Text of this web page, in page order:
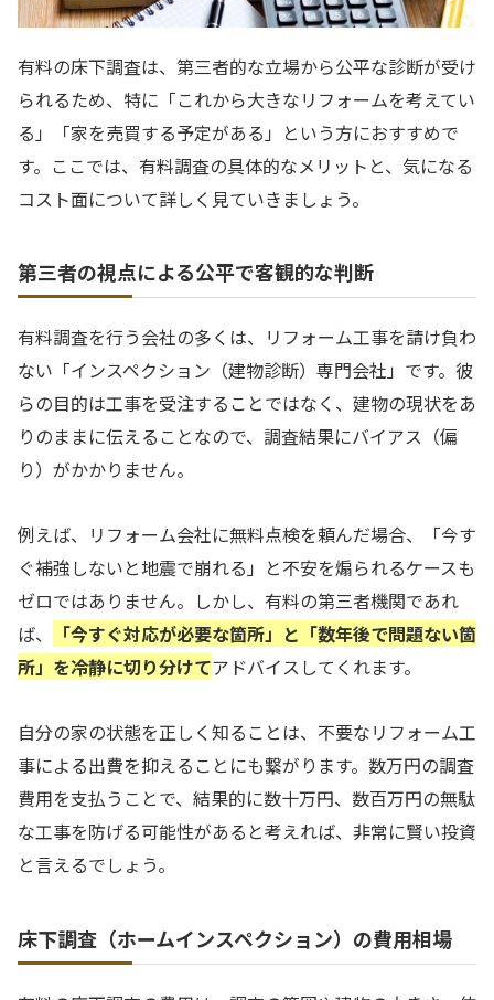
有料の床下調査は、第三者的な立場から公平な診断が受け
られるため、特に「これから大きなリフォームを考えてい
る」「家を売買する予定がある」という方におすすめで
す。ここでは、有料調査の具体的なメリットと、気になる
コスト面について詳しく見ていきましょう。
第三者の視点による公平で客観的な判断
有料調査を行う会社の多くは、リフォーム工事を請け負わ
ない「インスペクション（建物診断）専門会社」です。彼
らの目的は工事を受注することではなく、建物の現状をあ
りのままに伝えることなので、調査結果にバイアス（偏
り）がかかりません。
例えば、リフォーム会社に無料点検を頼んだ場合、「今す
ぐ補強しないと地震で崩れる」と不安を煽られるケースも
ゼロではありません。しかし、有料の第三者機関であれ
ば、
「今すぐ対応が必要な箇所」と「数年後で問題ない箇
所」を冷静に切り分けてアドバイスしてくれます。
自分の家の状態を正しく知ることは、不要なリフォーム工
事による出費を抑えることにも繋がります。数万円の調査
費用を支払うことで、結果的に数十万円、数百万円の無駄
な工事を防げる可能性があると考えれば、非常に賢い投資
と言えるでしょう。
床下調査（ホームインスペクション）の費用相場